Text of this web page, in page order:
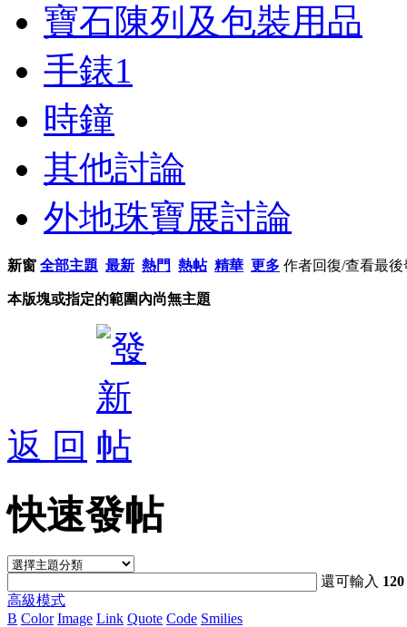
寶石陳列及包裝用品
手錶1
時鐘
其他討論
外地珠寶展討論
新窗 全部主題 最新 熱門 熱帖 精華 更多 作者回復/查看最後
本版塊或指定的範圍內尚無主題
返 回
快速發帖
還可輸入 120
高級模式
B Color Image Link Quote Code Smilies